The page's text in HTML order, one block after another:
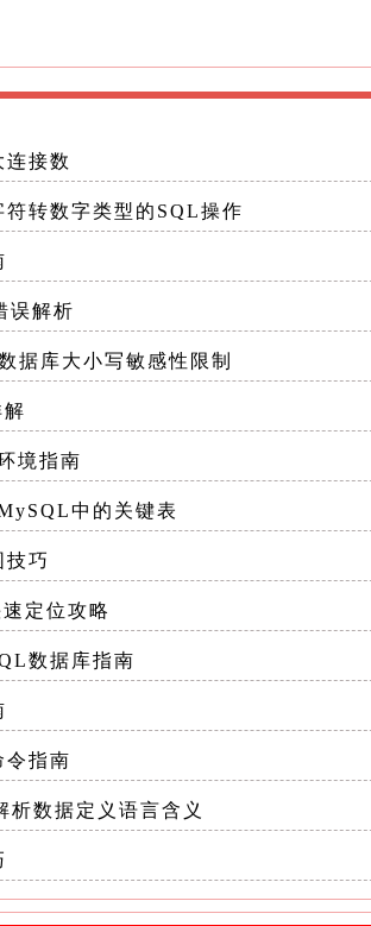
型转换函数 MySQL提供了多种
相关的包括`CAST()`、
函数是SQL标准的一部分，用
可以这样使用： sql SELECT
AS DECIMAL(5,2));--转
时会返回NULL，因此在使用前
函数与`CAST()`类
UNSIGNED);--转
转换为带有两位
，且支持更多的转换选项，如日
将字符串与数字0相加是一种
字符串）： sql SELECT 123
快捷，但缺乏`CAST()`和
达式计算时会根据上下文自动
符类型的值会被尝试转换为数
123 =
低且易出错 尽管隐式转换在某
和难以调试的错误
接数
转数字类型的SQL操作
误解析
据库大小写敏感性限制
境指南
中的关键表
巧
定位攻略
数据库指南
令指南
数据定义语言含义